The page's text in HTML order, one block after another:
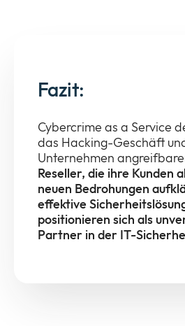
Fazit:
Cybercrime as a Service
das Hacking-Geschäft
Unternehmen
Reseller, die ihre Kunden
neuen Bedrohungen
effektive
positionieren sich als
Partner in der IT-